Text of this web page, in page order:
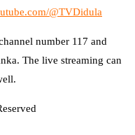
@TVDidula
number 117 and
The live streaming can